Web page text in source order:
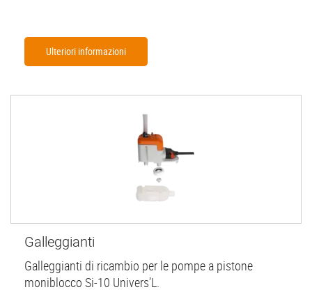
Ulteriori informazioni
Galleggianti
Galleggianti di ricambio per le pompe a pistone
moniblocco Si-10 Univers’L.